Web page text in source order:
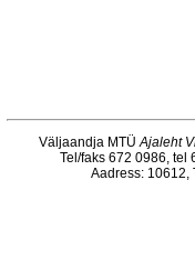
Väljaandja MTÜAjaleht
Tel/faks 672 0986, tel
Aadress: 10612,